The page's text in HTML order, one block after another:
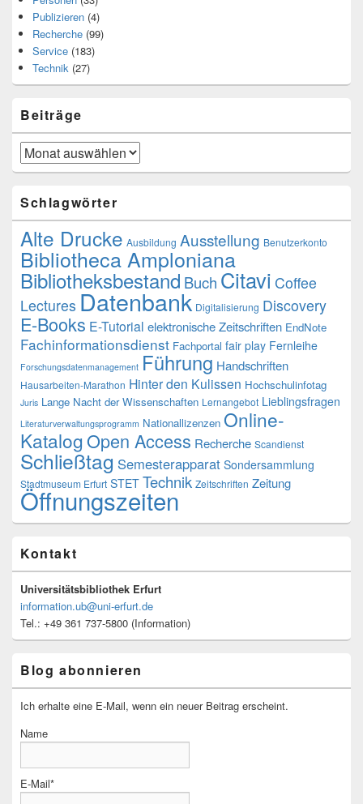
Publizieren (4)
Recherche (99)
Service (183)
Technik (27)
Beiträge
Beiträge
Schlagwörter
Alte Drucke Ausbildung Ausstellung Benutzerkonto
Bibliotheca Amploniana
Bibliotheksbestand Buch Citavi Coffee
Lectures Datenbank Digitalisierung Discovery
E-Books E-Tutorial elektronische Zeitschriften EndNote
Fachinformationsdienst Fachportal fair play Fernleihe
Forschungsdatenmanagement Führung Handschriften
Hausarbeiten-Marathon Hinter den Kulissen Hochschulinfotag
Juris Lange Nacht der Wissenschaften Lernangebot Lieblingsfragen
Literaturverwaltungsprogramm Nationallizenzen Online-
KatalogOpen Access Recherche Scandienst
Schließtag Semesterapparat Sondersammlung
Stadtmuseum Erfurt STET Technik Zeitschriften Zeitung
Öffnungszeiten
Kontakt
Universitätsbibliothek Erfurt
information.ub@uni-erfurt.de
Tel.: +49 361 737-5800 (Information)
Blog abonnieren
Ich erhalte eine E-Mail, wenn ein neuer Beitrag erscheint.
Name
E-Mail*